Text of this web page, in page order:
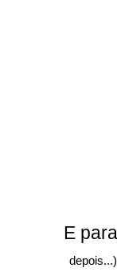
E
depois...)